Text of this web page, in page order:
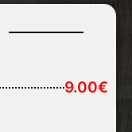
9.00€